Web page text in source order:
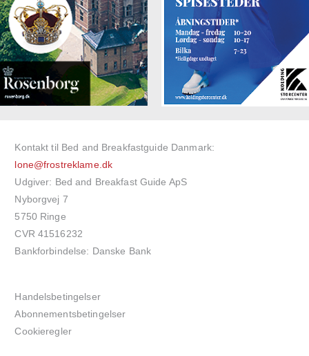
Kontakt til Bed and Breakfastguide Danmark:
lone@frostreklame.dk
Udgiver: Bed and Breakfast Guide ApS
Nyborgvej 7
5750 Ringe
CVR 41516232
Bankforbindelse: Danske Bank
Handelsbetingelser
Abonnementsbetingelser
Cookieregler